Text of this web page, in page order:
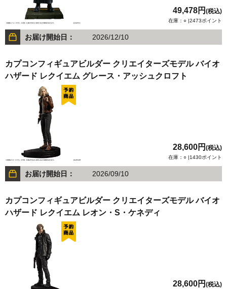
49,478円 (税込)
在庫：○ |2473ポイント
お届け開始日： 2026/12/10
カプコンフィギュアビルダー クリエイターズモデル バイオ
ハザード レクイエム グレース・アッシュクロフト
28,600円 (税込)
在庫：○ |1430ポイント
お届け開始日： 2026/09/10
カプコンフィギュアビルダー クリエイターズモデル バイオ
ハザード レクイエム レオン・S・ケネディ
28,600円 (税込)